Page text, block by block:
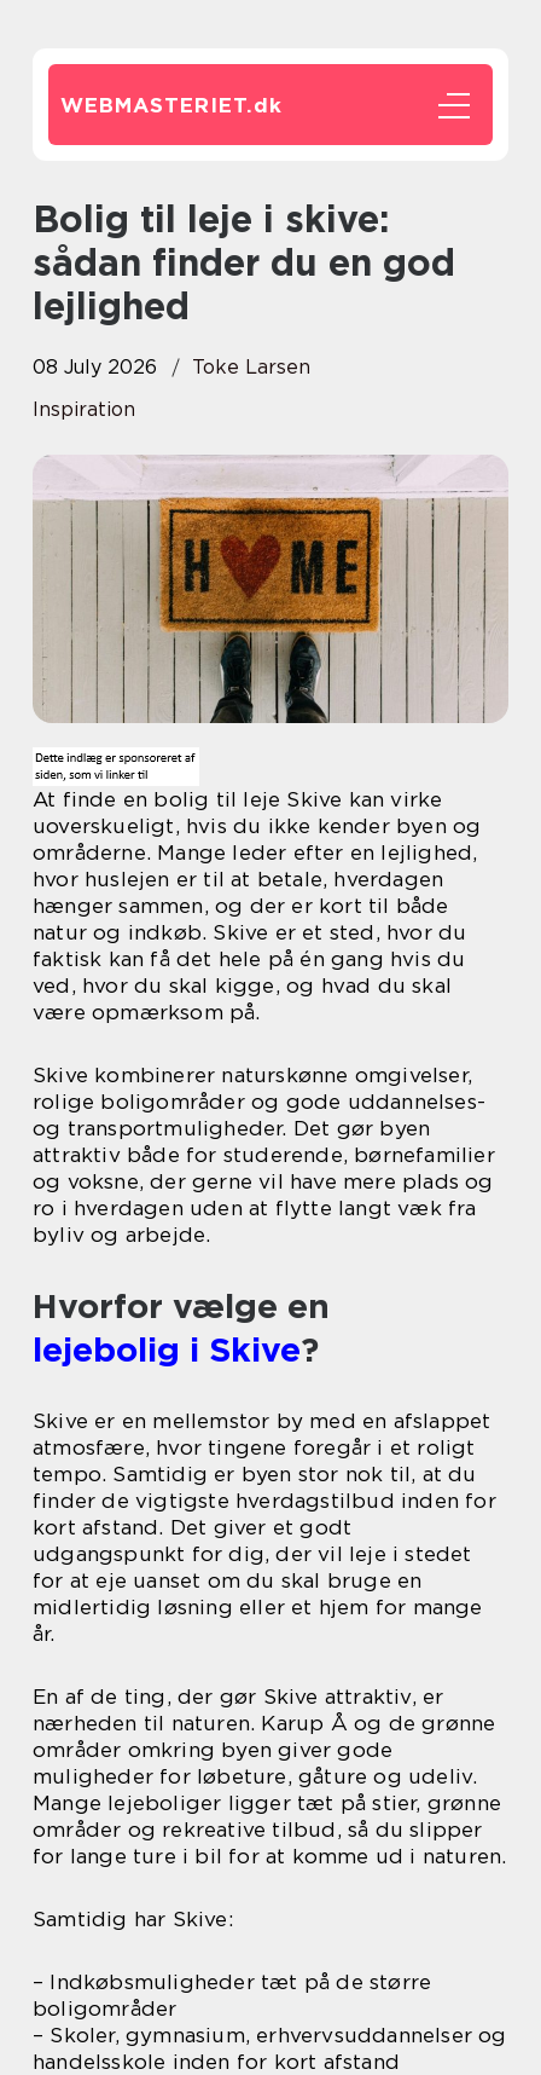
WEBMASTERIET.dk
Bolig til leje i skive:
sådan finder du en god
lejlighed
08 July 2026
Toke Larsen
Inspiration
At finde en bolig til leje Skive kan virke
uoverskueligt, hvis du ikke kender byen og
områderne. Mange leder efter en lejlighed,
hvor huslejen er til at betale, hverdagen
hænger sammen, og der er kort til både
natur og indkøb. Skive er et sted, hvor du
faktisk kan få det hele på én gang hvis du
ved, hvor du skal kigge, og hvad du skal
være opmærksom på.
Skive kombinerer naturskønne omgivelser,
rolige boligområder og gode uddannelses-
og transportmuligheder. Det gør byen
attraktiv både for studerende, børnefamilier
og voksne, der gerne vil have mere plads og
ro i hverdagen uden at flytte langt væk fra
byliv og arbejde.
Hvorfor vælge en
lejebolig i Skive?
Skive er en mellemstor by med en afslappet
atmosfære, hvor tingene foregår i et roligt
tempo. Samtidig er byen stor nok til, at du
finder de vigtigste hverdagstilbud inden for
kort afstand. Det giver et godt
udgangspunkt for dig, der vil leje i stedet
for at eje uanset om du skal bruge en
midlertidig løsning eller et hjem for mange
år.
En af de ting, der gør Skive attraktiv, er
nærheden til naturen. Karup Å og de grønne
områder omkring byen giver gode
muligheder for løbeture, gåture og udeliv.
Mange lejeboliger ligger tæt på stier, grønne
områder og rekreative tilbud, så du slipper
for lange ture i bil for at komme ud i naturen.
Samtidig har Skive:
– Indkøbsmuligheder tæt på de større
boligområder
– Skoler, gymnasium, erhvervsuddannelser og
handelsskole inden for kort afstand